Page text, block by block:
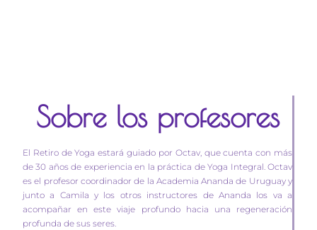
Sobre los profesores
El Retiro de Yoga estará guiado por Octav, que cuenta con más
de 30 años de experiencia en la práctica de Yoga Integral. Octav
es el profesor coordinador de la Academia Ananda de Uruguay y
junto a Camila y los otros instructores de Ananda los va a
acompañar en este viaje profundo hacia una regeneración
profunda de sus seres.